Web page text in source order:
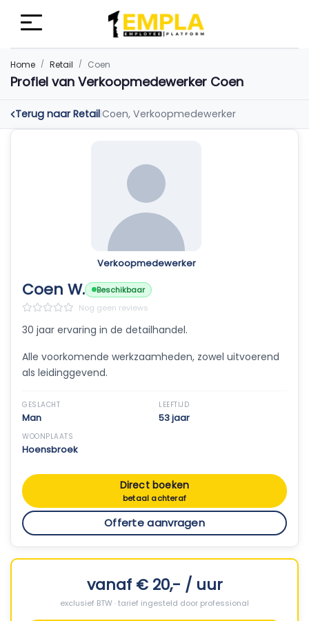
Home Retail Coen
Profiel van Verkoopmedewerker Coen
Terug naar Retail|Coen, Verkoopmedewerker
Verkoopmedewerker
Coen W.
Beschikbaar
Nog geen reviews
30 jaar ervaring in de detailhandel.
Alle voorkomende werkzaamheden, zowel uitvoerend
als leidinggevend.
GESLACHT
Man
LEEFTIJD
53 jaar
WOONPLAATS
Hoensbroek
Direct boeken
betaal achteraf
Offerte aanvragen
vanaf € 20,- / uur
exclusief BTW · tarief ingesteld door professional